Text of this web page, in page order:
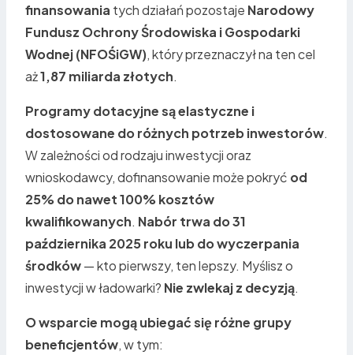
finansowania tych działań pozostaje Narodowy
Fundusz Ochrony Środowiska i Gospodarki
Wodnej(NFOŚiGW), który przeznaczył na ten cel
aż1,87 miliarda złotych.
Programy dotacyjne są elastyczne i
dostosowane do różnych potrzeb inwestorów.
W zależności od rodzaju inwestycji oraz
wnioskodawcy, dofinansowanie może pokryć od
25% do nawet 100% kosztów
kwalifikowanych. Nabór trwa do 31
października 2025 roku lub do wyczerpania
środków— kto pierwszy, ten lepszy. Myślisz o
inwestycji w ładowarki? Nie zwlekaj z decyzją.
O wsparcie mogą ubiegać się różne grupy
beneficjentów, w tym: